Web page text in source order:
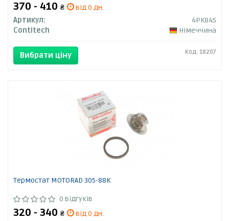
370 - 410 ₴
від 0 дн.
Артикул:
4PK845
Contitech
Німеччина
Вибрати ціну Код: 18207
Термостат MOTORAD 305-88K
0 відгуків
320 - 340 ₴
від 0 дн.